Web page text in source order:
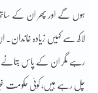
ہوں گے اور پھر ان کے
لاکھ سے کہیں زیادہ خاندان۔
رہے مگر ان کے پاس بتانے
چل رہے ہیں، کوئی حکومت